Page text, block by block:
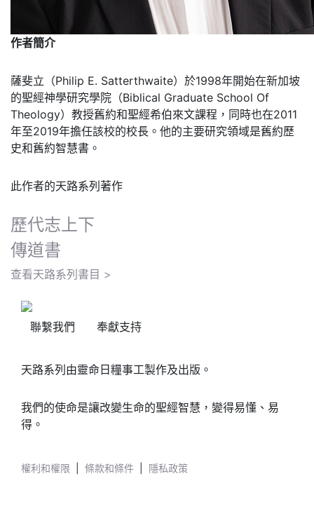
作者簡介
薩斐立（Philip E. Satterthwaite）於1998年開始在新加坡
的聖經神學研究學院（Biblical Graduate School Of
Theology）教授舊約和聖經希伯來文課程，同時也在2011
年至2019年擔任該校的校長。他的主要研究領域是舊約歷
史和舊約智慧書。
此作者的天路系列著作
歷代志上下
傳道書
查看天路系列書目 >
聯繫我們 奉獻支持
天路系列由靈命日糧事工製作及出版。
我們的使命是讓改變生命的聖經智慧，變得易懂、易
得。
權利和權限 條款和條件 隱私政策